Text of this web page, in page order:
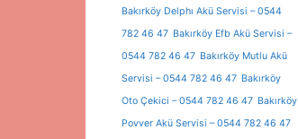
Bakırköy Delphı Akü Servisi – 0544
782 46 47 Bakırköy Efb Akü Servisi –
0544 782 46 47 Bakırköy Mutlu Akü
Servisi – 0544 782 46 47 Bakırköy
Oto Çekici – 0544 782 46 47 Bakırköy
Povver Akü Servisi – 0544 782 46 47